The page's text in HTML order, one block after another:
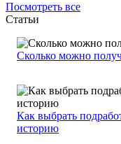
Посмотреть все
Статьи
Сколько можно
Как выбрать
историю